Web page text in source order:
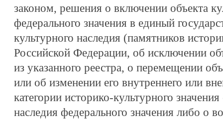
законом, решения о включении объекта
федерального значения в единый
культурного наследия (памятников
Российской Федерации, об исключении
из указанного реестра, о перемещении
или об изменении его внутреннего или
категории историко-культурного
наследия федерального значения либо о